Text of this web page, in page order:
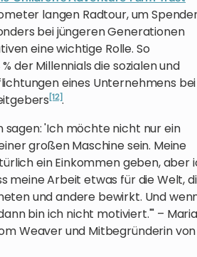
langen Radtour, um
bei jüngeren Generationen
eine wichtige Rolle. So
der Millennials die sozialen und
eines Unternehmens bei
[12].
sagen: 'Ich möchte nicht nur ein
großen Maschine sein. Meine
ein Einkommen geben, aber
meine Arbeit etwas für die Welt,
und andere bewirkt. Und
bin ich nicht motiviert.'" – Maria
Weaver und Mitbegründerin von